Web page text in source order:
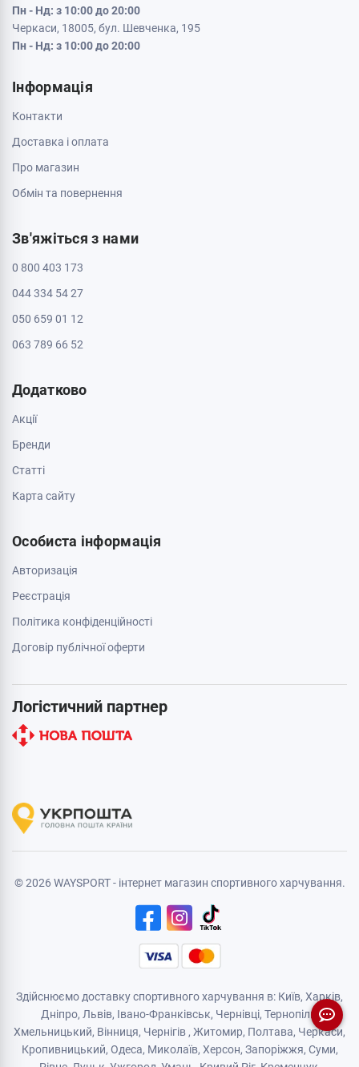
Пн - Нд: з 10:00 до 20:00
Черкаси, 18005, бул. Шевченка, 195
Пн - Нд: з 10:00 до 20:00
Інформація
Контакти
Доставка і оплата
Про магазин
Обмін та повернення
Зв'яжіться з нами
0 800 403 173
044 334 54 27
050 659 01 12
063 789 66 52
Додатково
Акції
Бренди
Cтатті
Карта сайту
Особиста інформація
Авторизація
Реєстрація
Політика конфіденційності
Договір публічної оферти
Логістичний партнер
© 2026 WAYSPORT - інтернет магазин спортивного харчування.
Здійснюємо доставку спортивного харчування в: Київ, Харків,
Дніпро, Львів, Івано-Франківськ, Чернівці, Тернопіль
Хмельницький, Вінниця, Чернігів , Житомир, Полтава, Черкаси,
Кропивницький, Одеса, Миколаїв, Херсон, Запоріжжя, Суми,